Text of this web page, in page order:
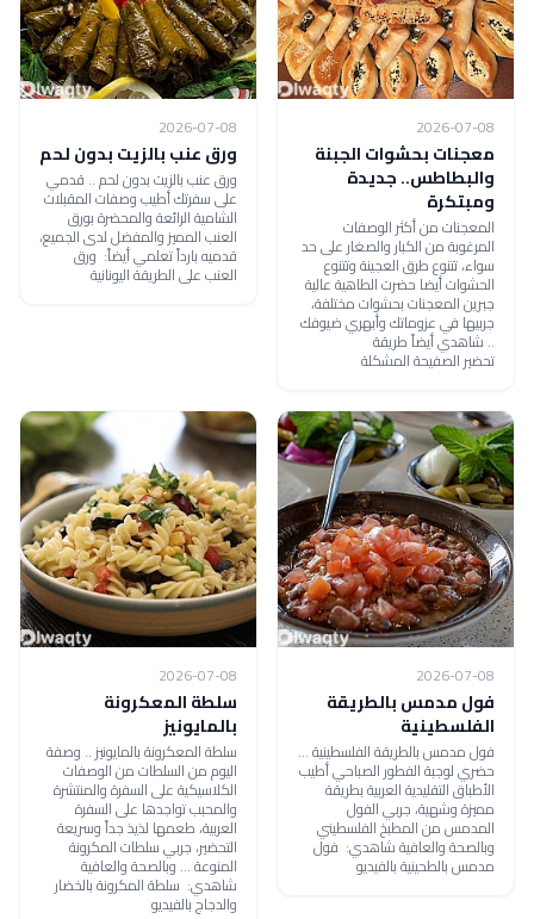
2026-07-08
معجنات بحشوات الجبنة
والبطاطس.. جديدة
ومبتكرة
المعجنات من أكثر الوصفات
المرغوبة من الكبار والصغار على حد
سواء، تتنوع طرق العجينة وتتنوع
الحشوات أيضا حضرت الطاهية عالية
جبرين المعجنات بحشوات مختلفة،
جربيها في عزوماتك وأبهري ضيوفك
.. شاهدي أيضاً طريقة
تحضير الصفيحة المشكلة
2026-07-08
ورق عنب بالزيت بدون لحم
ورق عنب بالزيت بدون لحم .. قدمي
على سفرتك أطيب وصفات المقبلات
الشامية الرائعة والمحضرة بورق
العنب المميز والمفضل لدى الجميع،
قدميه بارداً تعلمي أيضاً: ورق
العنب على الطريقة اليونانية
2026-07-08
فول مدمس بالطريقة
الفلسطينية
فول مدمس بالطريقة الفلسطينية ...
حضري لوجبة الفطور الصباحي أطيب
الأطباق التقليدية العربية بطريقة
مميزة وشهية، جربي الفول
المدمس من المطبخ الفلسطيني
وبالصحة والعافية شاهدي: فول
مدمس بالطحينية بالفيديو
2026-07-08
سلطة المعكرونة
بالمايونيز
سلطة المعكرونة بالمايونيز .. وصفة
اليوم من السلطات من الوصفات
الكلاسيكية على السفرة والمنتشرة
والمحبب تواجدها على السفرة
العربية، طعمها لذيذ جداً وسريعة
التحضير، جربي سلطات المكرونة
المنوعة ... وبالصحة والعافية
شاهدي: سلطة المكرونة بالخضار
والدجاج بالفيديو